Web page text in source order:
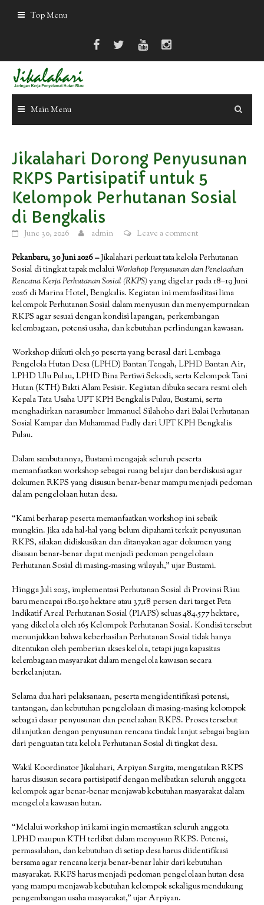
Top Menu
Main Menu
Jikalahari Dorong Penyusunan
RKPS Partisipatif untuk 5
Kelompok Perhutanan Sosial
di Bengkalis
June 30, 2026 admin Leave a comment
Pekanbaru, 30 Juni 2026 –Jikalahari perkuat tata kelola Perhutanan
Sosial di tingkat tapak melaluiWorkshop Penyusunan dan Penelaahan
Rencana Kerja Perhutanan Sosial (RKPS)yang digelar pada 18–19 Juni
2026 di Marina Hotel, Bengkalis. Kegiatan ini memfasilitasi lima
kelompok Perhutanan Sosial dalam menyusun dan menyempurnakan
RKPS agar sesuai dengan kondisi lapangan, perkembangan
kelembagaan, potensi usaha, dan kebutuhan perlindungan kawasan.
Workshop diikuti oleh 50 peserta yang berasal dari Lembaga
Pengelola Hutan Desa (LPHD) Bantan Tengah, LPHD Bantan Air,
LPHD Ulu Pulau, LPHD Bina Pertiwi Sekodi, serta Kelompok Tani
Hutan (KTH) Bakti Alam Pesisir. Kegiatan dibuka secara resmi oleh
Kepala Tata Usaha UPT KPH Bengkalis Pulau, Bustami, serta
menghadirkan narasumber Immanuel Silahoho dari Balai Perhutanan
Sosial Kampar dan Muhammad Fadly dari UPT KPH Bengkalis
Pulau.
Dalam sambutannya, Bustami mengajak seluruh peserta
memanfaatkan workshop sebagai ruang belajar dan berdiskusi agar
dokumen RKPS yang disusun benar-benar mampu menjadi pedoman
dalam pengelolaan hutan desa.
“Kami berharap peserta memanfaatkan workshop ini sebaik
mungkin. Jika ada hal-hal yang belum dipahami terkait penyusunan
RKPS, silakan didiskusikan dan ditanyakan agar dokumen yang
disusun benar-benar dapat menjadi pedoman pengelolaan
Perhutanan Sosial di masing-masing wilayah,” ujar Bustami.
Hingga Juli 2025, implementasi Perhutanan Sosial di Provinsi Riau
baru mencapai 180.150 hektare atau 37,18 persen dari target Peta
Indikatif Areal Perhutanan Sosial (PIAPS) seluas 484.577 hektare,
yang dikelola oleh 165 Kelompok Perhutanan Sosial. Kondisi tersebut
menunjukkan bahwa keberhasilan Perhutanan Sosial tidak hanya
ditentukan oleh pemberian akses kelola, tetapi juga kapasitas
kelembagaan masyarakat dalam mengelola kawasan secara
berkelanjutan.
Selama dua hari pelaksanaan, peserta mengidentifikasi potensi,
tantangan, dan kebutuhan pengelolaan di masing-masing kelompok
sebagai dasar penyusunan dan penelaahan RKPS. Proses tersebut
dilanjutkan dengan penyusunan rencana tindak lanjut sebagai bagian
dari penguatan tata kelola Perhutanan Sosial di tingkat desa.
Wakil Koordinator Jikalahari, Arpiyan Sargita, mengatakan RKPS
harus disusun secara partisipatif dengan melibatkan seluruh anggota
kelompok agar benar-benar menjawab kebutuhan masyarakat dalam
mengelola kawasan hutan.
“Melalui workshop ini kami ingin memastikan seluruh anggota
LPHD maupun KTH terlibat dalam menyusun RKPS. Potensi,
permasalahan, dan kebutuhan di setiap desa harus diidentifikasi
bersama agar rencana kerja benar-benar lahir dari kebutuhan
masyarakat. RKPS harus menjadi pedoman pengelolaan hutan desa
yang mampu menjawab kebutuhan kelompok sekaligus mendukung
pengembangan usaha masyarakat,” ujar Arpiyan.